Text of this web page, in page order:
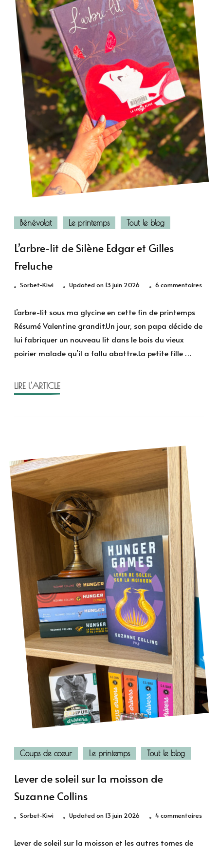
Bénévolat Le printemps Tout le blog
L’arbre-lit de Silène Edgar et Gilles
Freluche
Sorbet-Kiwi Updated on 13 juin 2026 6 commentairessur
Silène
L’arbre-lit sous ma glycine en cette fin de printemps
Résumé Valentine grandit.Un jour, son papa décide de
lui fabriquer un nouveau lit dans le bois du vieux
poirier malade qu’il a fallu abattre.La petite fille …
LIRE l'ARTICLE
Coups de coeur Le printemps Tout le blog
Lever de soleil sur la moisson de
Suzanne Collins
Sorbet-Kiwi Updated on 13 juin 2026 4 commentairessur
Lever de soleil sur la moisson et les autres tomes de